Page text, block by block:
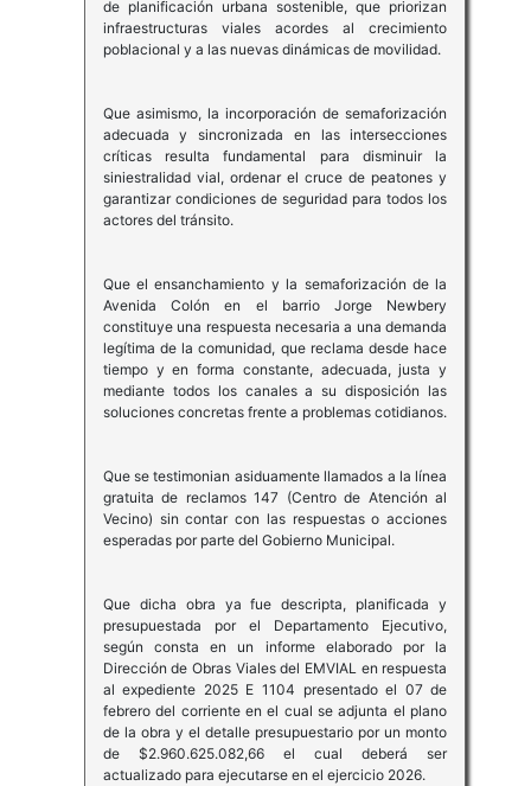
de planificación urbana sostenible, que priorizan
infraestructuras viales acordes al crecimiento
poblacional y a las nuevas dinámicas de movilidad.
Que asimismo, la incorporación de semaforización
adecuada y sincronizada en las intersecciones
críticas resulta fundamental para disminuir la
siniestralidad vial, ordenar el cruce de peatones y
garantizar condiciones de seguridad para todos los
actores del tránsito.
Que el ensanchamiento y la semaforización de la
Avenida Colón en el barrio Jorge Newbery
constituye una respuesta necesaria a una demanda
legítima de la comunidad, que reclama desde hace
tiempo y en forma constante, adecuada, justa y
mediante todos los canales a su disposición las
soluciones concretas frente a problemas cotidianos.
Que se testimonian asiduamente llamados a la línea
gratuita de reclamos 147 (Centro de Atención al
Vecino) sin contar con las respuestas o acciones
esperadas por parte del Gobierno Municipal.
Que dicha obra ya fue descripta, planificada y
presupuestada por el Departamento Ejecutivo,
según consta en un informe elaborado por la
Dirección de Obras Viales del EMVIAL en respuesta
al expediente 2025 E 1104 presentado el 07 de
febrero del corriente en el cual se adjunta el plano
de la obra y el detalle presupuestario por un monto
de $2.960.625.082,66 el cual deberá ser
actualizado para ejecutarse en el ejercicio 2026.